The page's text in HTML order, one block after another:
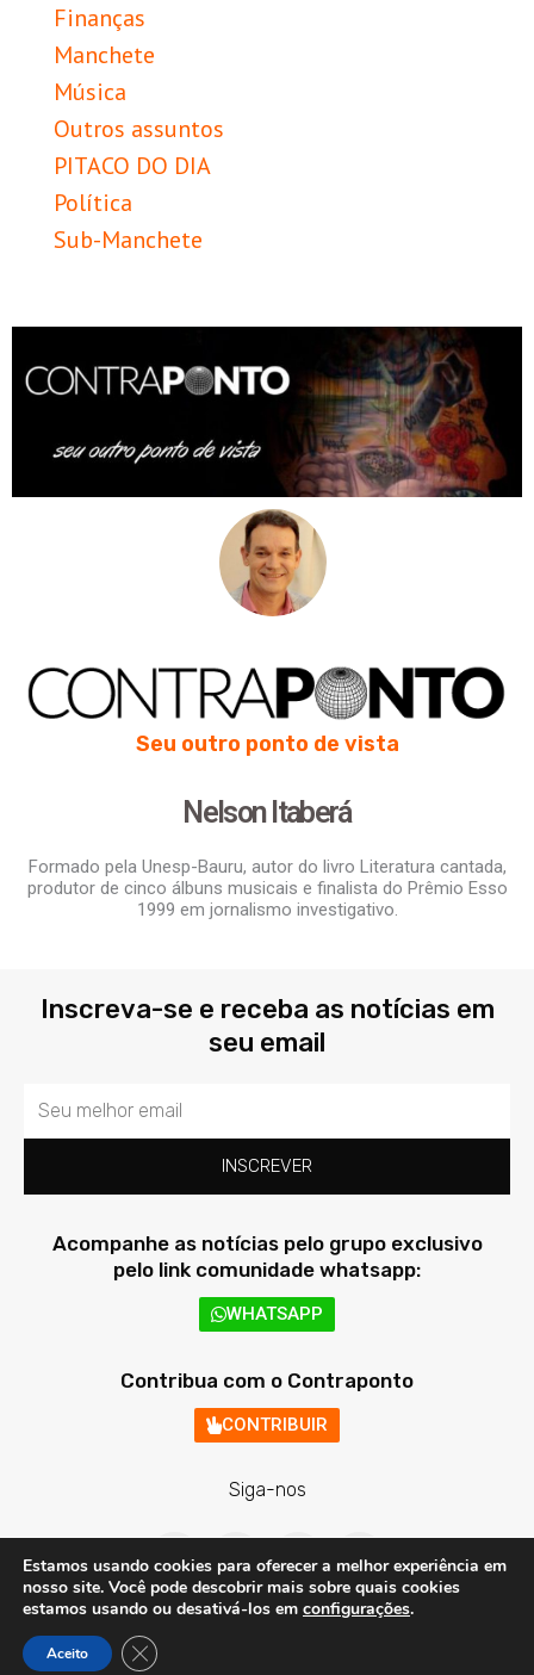
Finanças
Manchete
Música
Outros assuntos
PITACO DO DIA
Política
Sub-Manchete
Seu outro ponto de vista
Nelson Itaberá
Formado pela Unesp-Bauru, autor do livro Literatura cantada,
produtor de cinco álbuns musicais e finalista do Prêmio Esso
1999 em jornalismo investigativo.
Inscreva-se e receba as notícias em
seu email
Email
INSCREVER
Acompanhe as notícias pelo grupo exclusivo
pelo link comunidade whatsapp:
WHATSAPP
Contribua com o Contraponto
CONTRIBUIR
Siga-nos
F
a
c
e
b
T
w
i
t
t
I
n
s
t
a
Y
o
u
t
u
Contraponto Digital - Todos os direitos reservados © 2020 - 2026
Criação e Desenvolvimento do site: Alex Sanches
Estamos usando cookies para oferecer a melhor experiência em
nosso site. Você pode descobrir mais sobre quais cookies
estamos usando ou desativá-los em configurações.
Aceito Close GDPR Cookie Banner